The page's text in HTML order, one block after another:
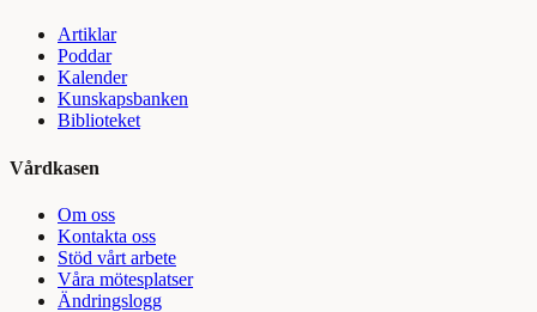
Artiklar
Poddar
Kalender
Kunskapsbanken
Biblioteket
Vårdkasen
Om oss
Kontakta oss
Stöd vårt arbete
Våra mötesplatser
Ändringslogg